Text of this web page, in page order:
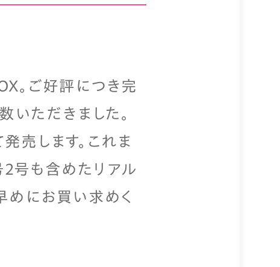
。ご好評につき完
いただきました。
売します。これま
号も含めたリアル
めにお買い求めく